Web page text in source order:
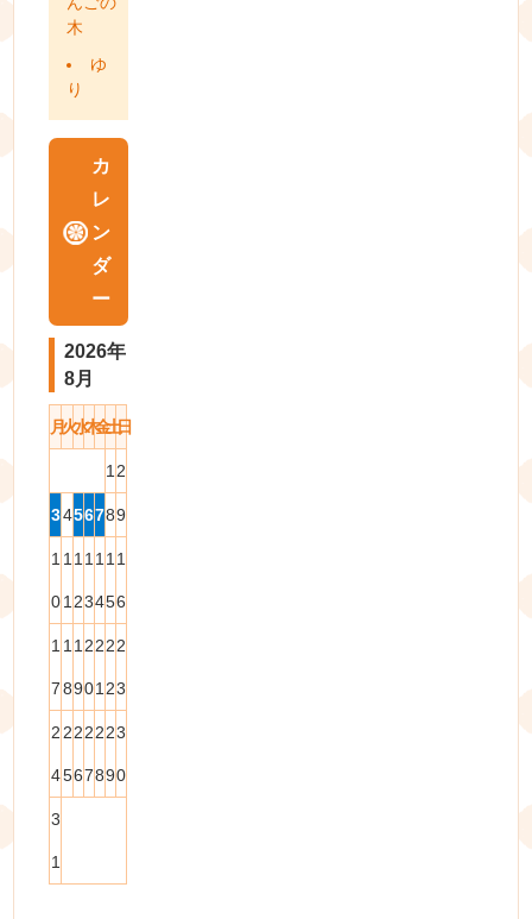
木
ゆ
り
カ
レ
ン
ダ
ー
2026年
8月
月火水木金土日
1 2
3456789
1
0
1
1
1
2
1
3
1
4
1
5
1
6
1
7
1
8
1
9
2
0
2
1
2
2
2
3
2
4
2
5
2
6
2
7
2
8
2
9
3
0
3
1